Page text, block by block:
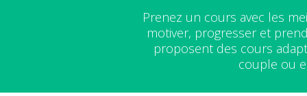
Prenez un cours avec les
motiver, progresser et
proposent des cours
couple ou